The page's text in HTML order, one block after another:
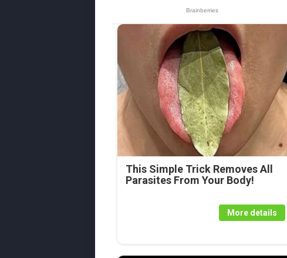
This Simple Trick Removes All
Parasites From Your Body!
More details